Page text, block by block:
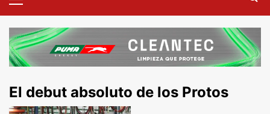
El debut absoluto de los Protos